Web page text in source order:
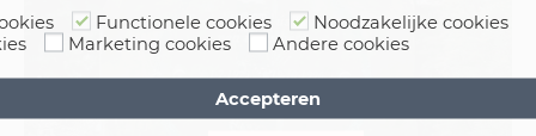
Functionele cookies
Noodzakelijke cookies
Marketing cookies Andere cookies
Accepteren